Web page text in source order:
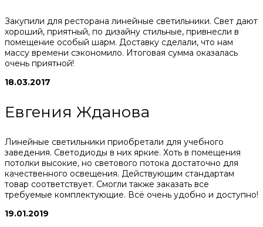
Закупили для ресторана линейные светильники. Свет дают
хороший, приятный, по дизайну стильные, привнесли в
помещение особый шарм. Доставку сделали, что нам
массу времени сэкономило. Итоговая сумма оказалась
очень приятной!
18.03.2017
Евгения Жданова
Линейные светильники приобретали для учебного
заведения. Светодиоды в них яркие. Хоть в помещения
потолки высокие, но светового потока достаточно для
качественного освещения. Действующим стандартам
товар соответствует. Смогли также заказать все
требуемые комплектующие. Всё очень удобно и доступно!
19.01.2019